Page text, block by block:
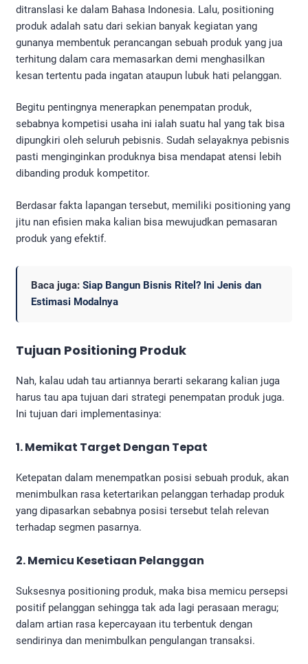
ditranslasi ke dalam Bahasa Indonesia. Lalu, positioning
produk adalah satu dari sekian banyak kegiatan yang
gunanya membentuk perancangan sebuah produk yang jua
terhitung dalam cara memasarkan demi menghasilkan
kesan tertentu pada ingatan ataupun lubuk hati pelanggan.
Begitu pentingnya menerapkan penempatan produk,
sebabnya kompetisi usaha ini ialah suatu hal yang tak bisa
dipungkiri oleh seluruh pebisnis. Sudah selayaknya pebisnis
pasti menginginkan produknya bisa mendapat atensi lebih
dibanding produk kompetitor.
Berdasar fakta lapangan tersebut, memiliki positioning yang
jitu nan efisien maka kalian bisa mewujudkan pemasaran
produk yang efektif.
Baca juga: Siap Bangun Bisnis Ritel? Ini Jenis dan
Estimasi Modalnya
Tujuan Positioning Produk
Nah, kalau udah tau artiannya berarti sekarang kalian juga
harus tau apa tujuan dari strategi penempatan produk juga.
Ini tujuan dari implementasinya:
1. Memikat Target Dengan Tepat
Ketepatan dalam menempatkan posisi sebuah produk, akan
menimbulkan rasa ketertarikan pelanggan terhadap produk
yang dipasarkan sebabnya posisi tersebut telah relevan
terhadap segmen pasarnya.
2. Memicu Kesetiaan Pelanggan
Suksesnya positioning produk, maka bisa memicu persepsi
positif pelanggan sehingga tak ada lagi perasaan meragu;
dalam artian rasa kepercayaan itu terbentuk dengan
sendirinya dan menimbulkan pengulangan transaksi.